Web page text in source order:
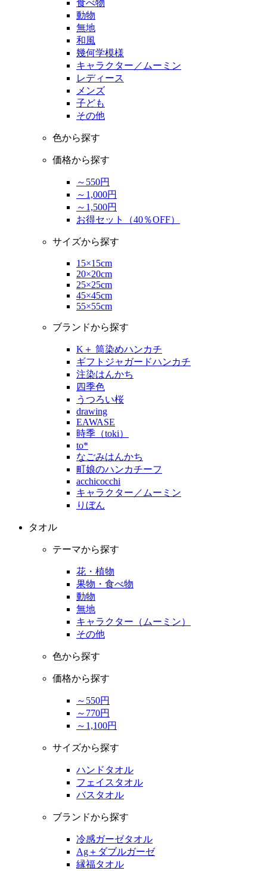
食べ物
動物
無地
和風
幾何学模様
キャラクター／ムーミン
レディース
メンズ
子ども
その他
色から探す
価格から探す
～550円
～1,000円
～1,500円
お得セット（40％OFF）
サイズから探す
15×15cm
20×20cm
25×25cm
45×45cm
55×55cm
ブランドから探す
K＋ 筒染めハンカチ
ギフトジャガードハンカチ
注染はんかち
四季色
うつろい桜
drawing
EAWASE
時季（toki）
to*
なごみはんかち
町娘のハンカチーフ
acchicocchi
キャラクター／ムーミン
りぼん
タオル
テーマから探す
花・植物
果物・食べ物
動物
無地
キャラクター（ムーミン）
その他
色から探す
価格から探す
～550円
～770円
～1,100円
サイズから探す
ハンドタオル
フェイスタオル
バスタオル
ブランドから探す
冷感ガーゼタオル
Ag＋ダブルガーゼ
縁福タオル